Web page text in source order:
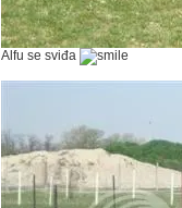
Alfu se sviđa